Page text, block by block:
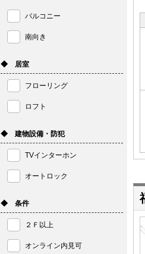
バルコニー
南向き
◆ 居室
フローリング
ロフト
◆ 建物設備・防犯
TVインターホン
オートロック
◆ 条件
２Ｆ以上
オンライン内見可